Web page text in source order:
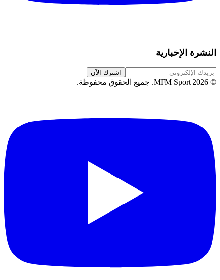
النشرة الإخبارية
اشترك الآن
©
2026 جميع الحقوق محفوظة.